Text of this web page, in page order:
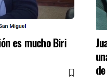
es mucho Biri